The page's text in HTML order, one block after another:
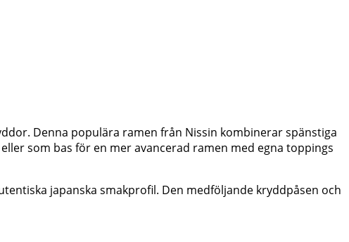
Denna populära ramen från Nissin kombinerar spänstiga
som bas för en mer avancerad ramen med egna toppings
japanska smakprofil. Den medföljande kryddpåsen och